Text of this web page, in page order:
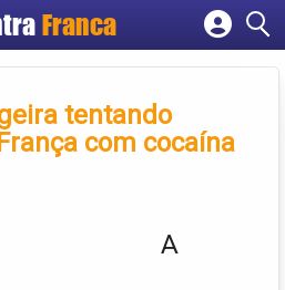
Franca
Cadastrar empresa
Criar contatentando
com cocaína
A